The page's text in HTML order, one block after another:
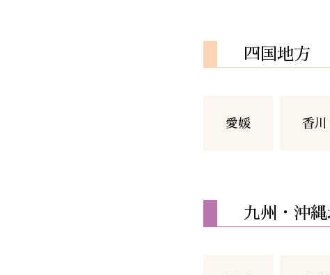
四国地方
愛媛 香川
九州・沖